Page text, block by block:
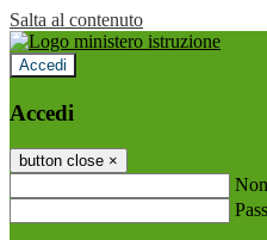
Salta al contenuto
Accedi
Accedi
button close ×